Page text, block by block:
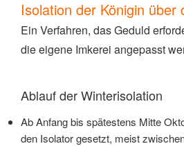
Isolation der Königin über
Ein Verfahren, das Geduld
die eigene Imkerei angepasst
Ablauf der Winterisolation
Ab Anfang bis spätestens Mitte
den Isolator gesetzt, meist